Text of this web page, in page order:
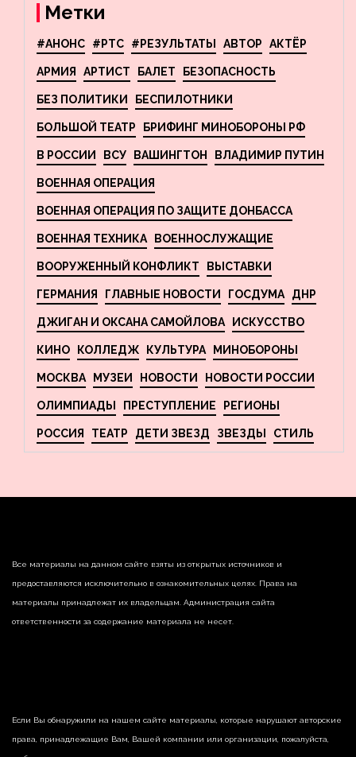
Метки
#АНОНС #РТС #РЕЗУЛЬТАТЫ АВТОР АКТЁР
АРМИЯ АРТИСТ БАЛЕТ БЕЗОПАСНОСТЬ
БЕЗ ПОЛИТИКИ БЕСПИЛОТНИКИ
БОЛЬШОЙ ТЕАТР БРИФИНГ МИНОБОРОНЫ РФ
В РОССИИ ВСУ ВАШИНГТОН ВЛАДИМИР ПУТИН
ВОЕННАЯ ОПЕРАЦИЯ
ВОЕННАЯ ОПЕРАЦИЯ ПО ЗАЩИТЕ ДОНБАССА
ВОЕННАЯ ТЕХНИКА ВОЕННОСЛУЖАЩИЕ
ВООРУЖЕННЫЙ КОНФЛИКТ ВЫСТАВКИ
ГЕРМАНИЯ ГЛАВНЫЕ НОВОСТИ ГОСДУМА ДНР
ДЖИГАН И ОКСАНА САМОЙЛОВА ИСКУССТВО
КИНО КОЛЛЕДЖ КУЛЬТУРА МИНОБОРОНЫ
МОСКВА МУЗЕИ НОВОСТИ НОВОСТИ РОССИИ
ОЛИМПИАДЫ ПРЕСТУПЛЕНИЕ РЕГИОНЫ
РОССИЯ ТЕАТР ДЕТИ ЗВЕЗД ЗВЕЗДЫ СТИЛЬ
Все материалы на данном сайте взяты из открытых источников и
предоставляются исключительно в ознакомительных целях. Права на
материалы принадлежат их владельцам. Администрация сайта
ответственности за содержание материала не несет.
Если Вы обнаружили на нашем сайте материалы, которые нарушают авторские
права, принадлежащие Вам, Вашей компании или организации, пожалуйста,